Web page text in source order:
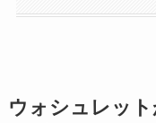
ウォシュレッ